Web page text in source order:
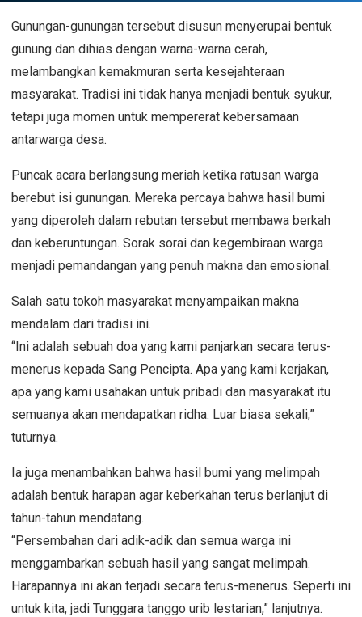
Gunungan-gunungan tersebut disusun menyerupai bentuk
gunung dan dihias dengan warna-warna cerah,
melambangkan kemakmuran serta kesejahteraan
masyarakat. Tradisi ini tidak hanya menjadi bentuk syukur,
tetapi juga momen untuk mempererat kebersamaan
antarwarga desa.
Puncak acara berlangsung meriah ketika ratusan warga
berebut isi gunungan. Mereka percaya bahwa hasil bumi
yang diperoleh dalam rebutan tersebut membawa berkah
dan keberuntungan. Sorak sorai dan kegembiraan warga
menjadi pemandangan yang penuh makna dan emosional.
Salah satu tokoh masyarakat menyampaikan makna
mendalam dari tradisi ini.
“Ini adalah sebuah doa yang kami panjarkan secara terus-
menerus kepada Sang Pencipta. Apa yang kami kerjakan,
apa yang kami usahakan untuk pribadi dan masyarakat itu
semuanya akan mendapatkan ridha. Luar biasa sekali,”
tuturnya.
Ia juga menambahkan bahwa hasil bumi yang melimpah
adalah bentuk harapan agar keberkahan terus berlanjut di
tahun-tahun mendatang.
“Persembahan dari adik-adik dan semua warga ini
menggambarkan sebuah hasil yang sangat melimpah.
Harapannya ini akan terjadi secara terus-menerus. Seperti ini
untuk kita, jadi Tunggara tanggo urib lestarian,” lanjutnya.